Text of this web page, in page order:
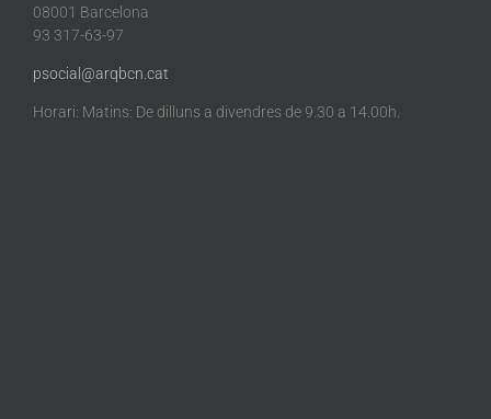
08001 Barcelona
93 317-63-97
psocial@arqbcn.cat
Horari: Matins: De dilluns a divendres de 9.30 a 14.00h.